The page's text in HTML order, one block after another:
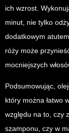
ich wzrost.
minut, nie tylko
dodatkowym
róży może
mocniejszych
Podsumowując,
który można łatwo
względu na to, czy
szamponu, czy w